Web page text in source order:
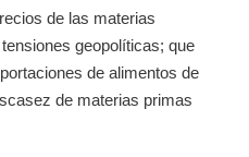
de las materias
geopolíticas; que
de alimentos de
de materias primas